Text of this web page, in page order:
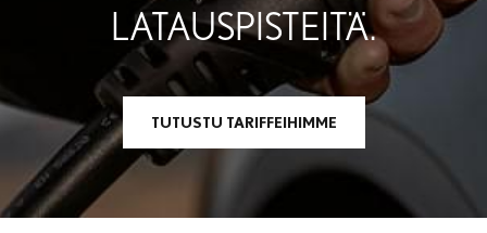
LATAUSPISTEITÄ.
TUTUSTU TARIFFEIHIMME